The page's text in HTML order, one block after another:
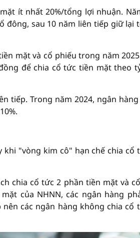
ít nhất 20%/tổng lợi nhuận.
đông, sau 10 năm liên tiếp giữ lại
mặt và cổ phiếu trong năm
để chia cổ tức tiền mặt theo
tiếp. Trong năm 2024, ngân hàng
"vòng kim cô" hạn chế chia cổ
chia cổ tức 2 phần tiền mặt và
của NHNN, các ngân hàng
các ngân hàng không chia cổ